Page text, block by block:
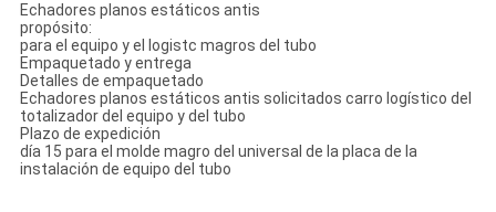
Echadores planos estáticos antis
propósito:
para el equipo y el logistc magros del tubo
Empaquetado y entrega
Detalles de empaquetado
Echadores planos estáticos antis solicitados carro logístico del
totalizador del equipo y del tubo
Plazo de expedición
día 15 para el molde magro del universal de la placa de la
instalación de equipo del tubo